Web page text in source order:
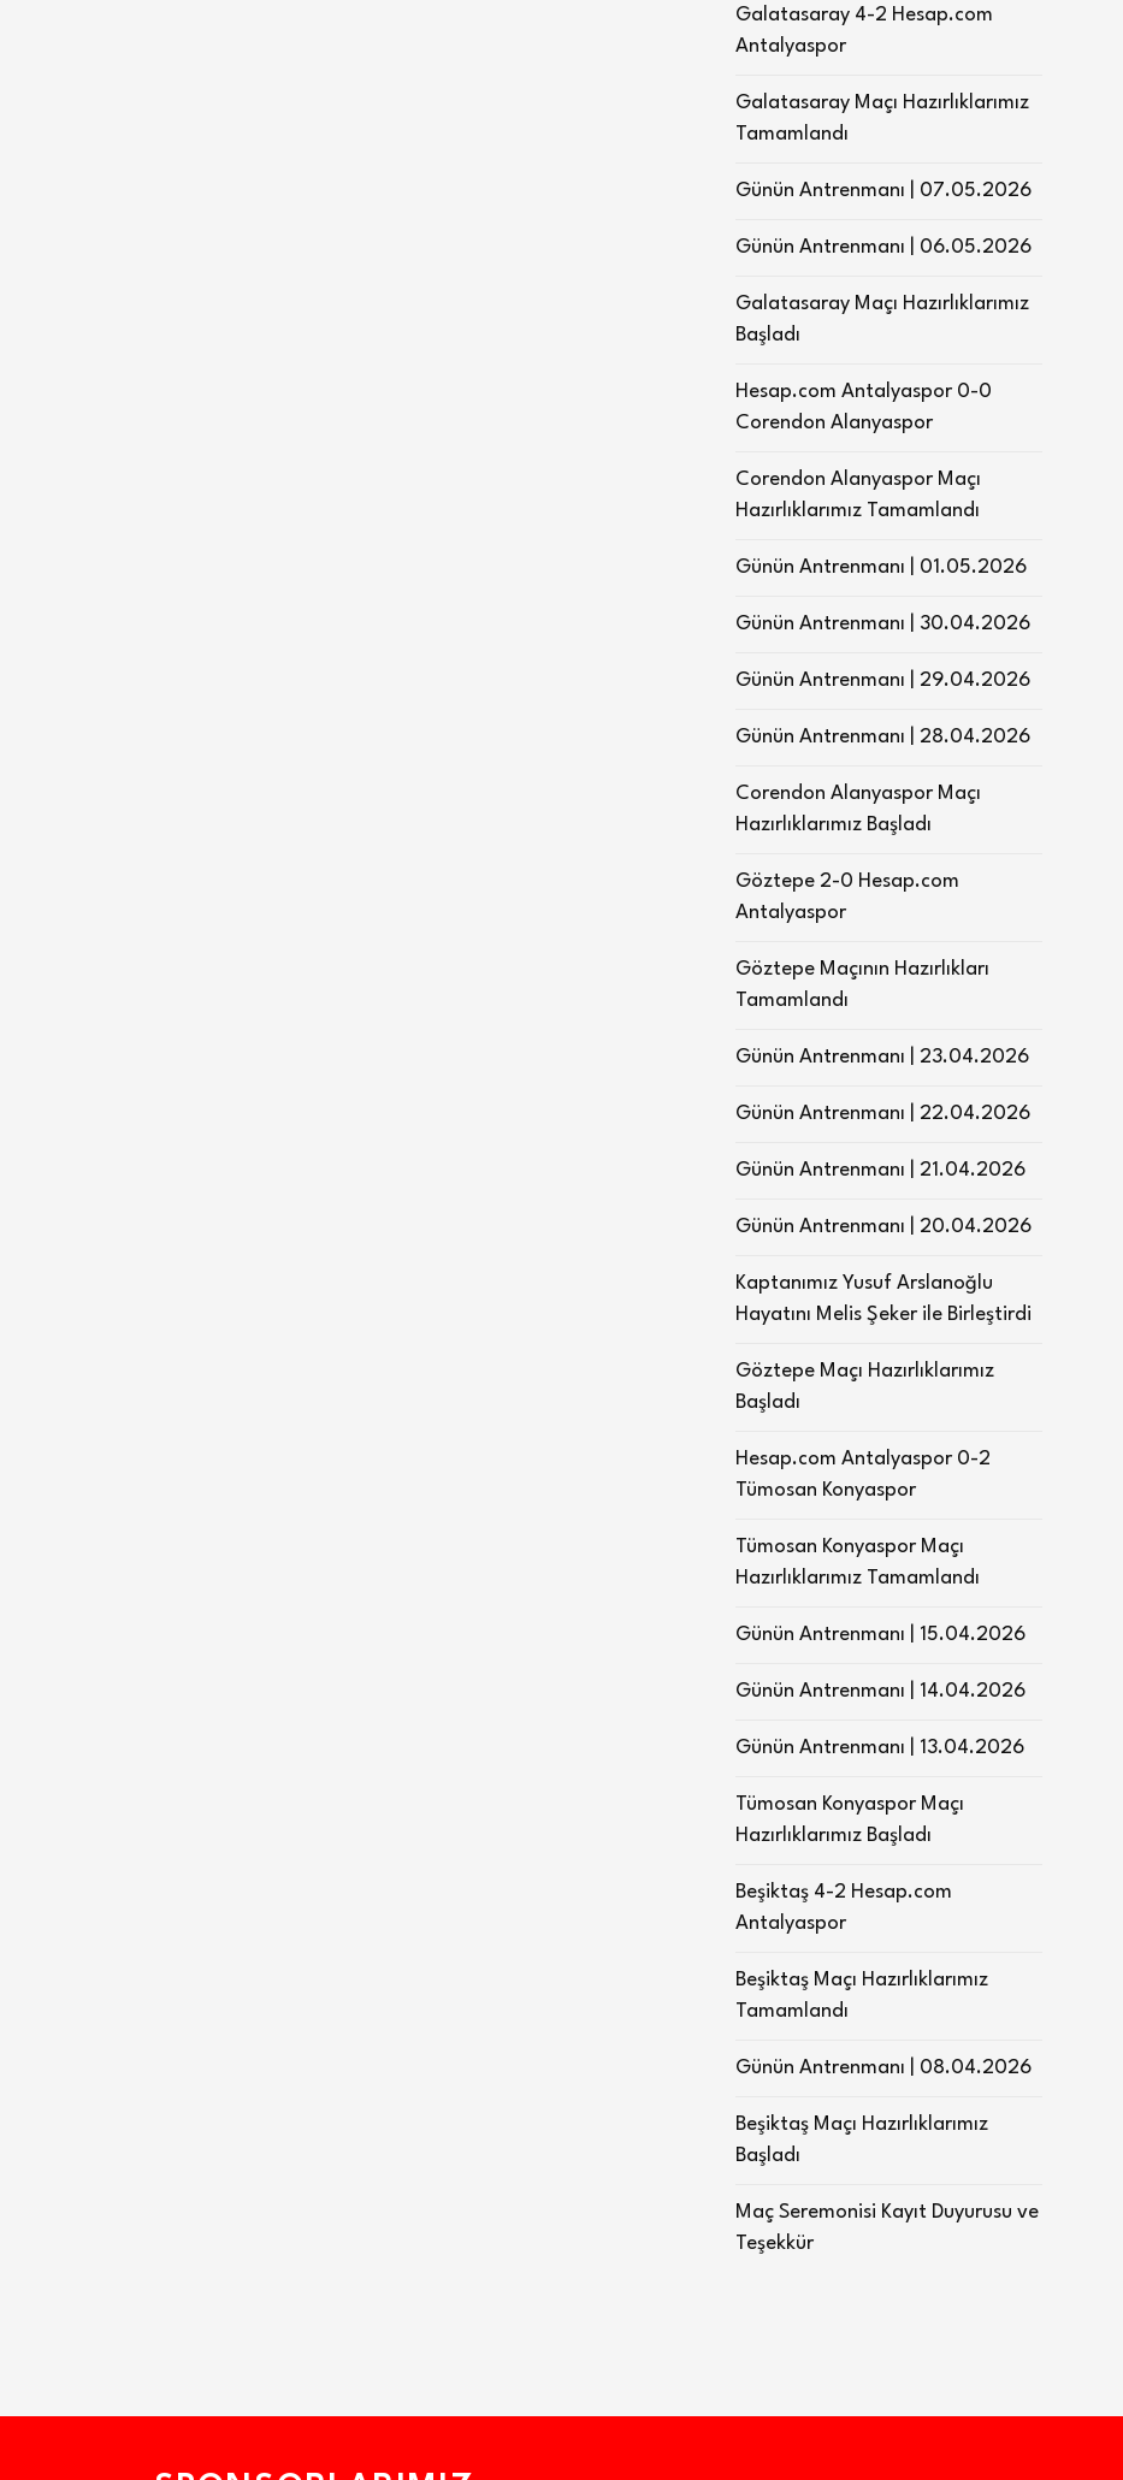
Galatasaray 4-2 Hesap.com
Antalyaspor
Galatasaray Maçı Hazırlıklarımız
Tamamlandı
Günün Antrenmanı | 07.05.2026
Günün Antrenmanı | 06.05.2026
Galatasaray Maçı Hazırlıklarımız
Başladı
Hesap.com Antalyaspor 0-0
Corendon Alanyaspor
Corendon Alanyaspor Maçı
Hazırlıklarımız Tamamlandı
Günün Antrenmanı | 01.05.2026
Günün Antrenmanı | 30.04.2026
Günün Antrenmanı | 29.04.2026
Günün Antrenmanı | 28.04.2026
Corendon Alanyaspor Maçı
Hazırlıklarımız Başladı
Göztepe 2-0 Hesap.com
Antalyaspor
Göztepe Maçının Hazırlıkları
Tamamlandı
Günün Antrenmanı | 23.04.2026
Günün Antrenmanı | 22.04.2026
Günün Antrenmanı | 21.04.2026
Günün Antrenmanı | 20.04.2026
Kaptanımız Yusuf Arslanoğlu
Hayatını Melis Şeker ile Birleştirdi
Göztepe Maçı Hazırlıklarımız
Başladı
Hesap.com Antalyaspor 0-2
Tümosan Konyaspor
Tümosan Konyaspor Maçı
Hazırlıklarımız Tamamlandı
Günün Antrenmanı | 15.04.2026
Günün Antrenmanı | 14.04.2026
Günün Antrenmanı | 13.04.2026
Tümosan Konyaspor Maçı
Hazırlıklarımız Başladı
Beşiktaş 4-2 Hesap.com
Antalyaspor
Beşiktaş Maçı Hazırlıklarımız
Tamamlandı
Günün Antrenmanı | 08.04.2026
Beşiktaş Maçı Hazırlıklarımız
Başladı
Maç Seremonisi Kayıt Duyurusu ve
Teşekkür